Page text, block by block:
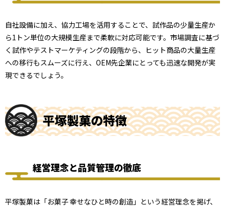
自社設備に加え、協力工場を活用することで、試作品の少量生産か
ら1トン単位の大規模生産まで柔軟に対応可能です。市場調査に基づ
く試作やテストマーケティングの段階から、ヒット商品の大量生産
への移行もスムーズに行え、OEM先企業にとっても迅速な開発が実
現できるでしょう。
平塚製菓の特徴
経営理念と品質管理の徹底
平塚製菓は「お菓子 幸せなひと時の創造」という経営理念を掲げ、